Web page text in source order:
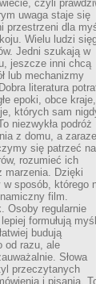
czyli
uwaga staje się
przestrzeni dla
Wielu ludzi
Jedni szukają w
jeszcze inni chcą
lub mechanizmy
literatura
epoki, obce kraje,
których sam
niezwykła podróż
z domu, a
się patrzeć na
rozumieć ich
marzenia. Dzięki
sposób, którego
film.
Osoby regularnie
formułują
budują
od razu, ale
Słowa
przeczytanych
i pisania.